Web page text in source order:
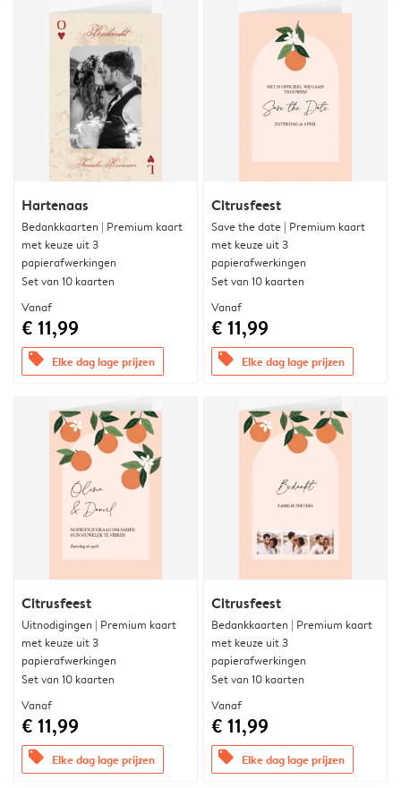
Hartenaas
Bedankkaarten | Premium kaart
met keuze uit 3
papierafwerkingen
Set van 10 kaarten
Vanaf
€ 11,99
offers Elke dag lage prijzen
Citrusfeest
Save the date | Premium kaart
met keuze uit 3
papierafwerkingen
Set van 10 kaarten
Vanaf
€ 11,99
offers Elke dag lage prijzen
Citrusfeest
Uitnodigingen | Premium kaart
met keuze uit 3
papierafwerkingen
Set van 10 kaarten
Vanaf
€ 11,99
offers Elke dag lage prijzen
Citrusfeest
Bedankkaarten | Premium kaart
met keuze uit 3
papierafwerkingen
Set van 10 kaarten
Vanaf
€ 11,99
offers Elke dag lage prijzen